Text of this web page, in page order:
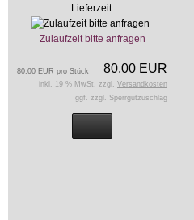
Lieferzeit:
Zulaufzeit bitte anfragen
80,00 EUR
80,00 EUR pro Stück
inkl. 19 % MwSt. zzgl. Versandkosten
ggf. zzgl. Sperrgutzuschlag